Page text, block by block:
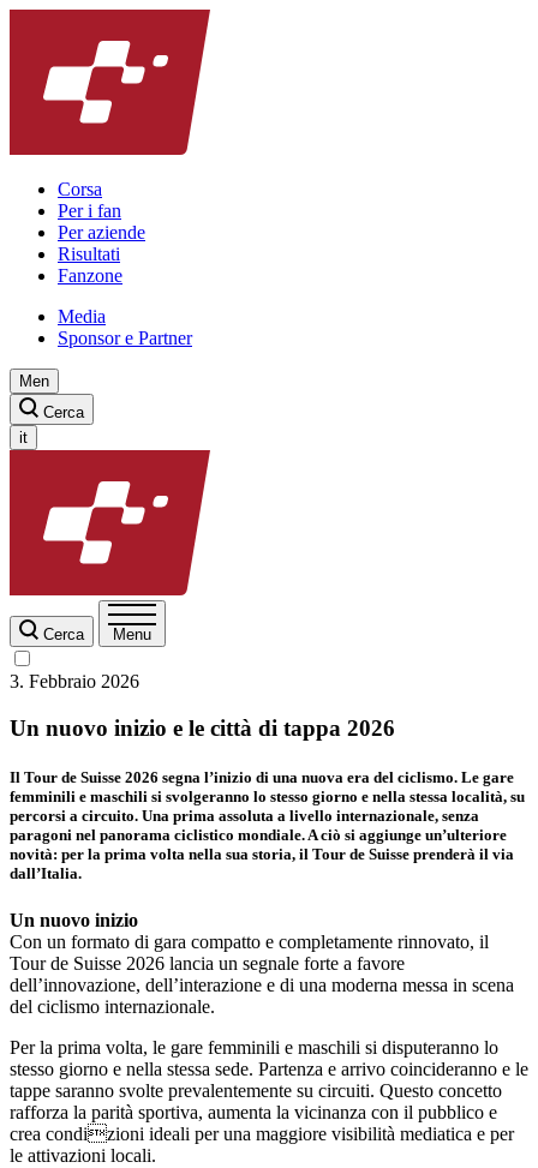
Corsa
Per i fan
Per aziende
Risultati
Fanzone
Media
Sponsor e Partner
Men
Cerca
it
Cerca Menu
3. Febbraio 2026
Un nuovo inizio e le città di tappa 2026
Il Tour de Suisse 2026 segna l’inizio di una nuova era del ciclismo. Le gare
femminili e maschili si svolgeranno lo stesso giorno e nella stessa località, su
percorsi a circuito. Una prima assoluta a livello internazionale, senza
paragoni nel panorama ciclistico mondiale. A ciò si aggiunge un’ulteriore
novità: per la prima volta nella sua storia, il Tour de Suisse prenderà il via
dall’Italia.
Un nuovo inizio
Con un formato di gara compatto e completamente rinnovato, il
Tour de Suisse 2026 lancia un segnale forte a favore
dell’innovazione, dell’interazione e di una moderna messa in scena
del ciclismo internazionale.
Per la prima volta, le gare femminili e maschili si disputeranno lo
stesso giorno e nella stessa sede. Partenza e arrivo coincideranno e le
tappe saranno svolte prevalentemente su circuiti. Questo concetto
rafforza la parità sportiva, aumenta la vicinanza con il pubblico e
crea condizioni ideali per una maggiore visibilità mediatica e per
le attivazioni locali.